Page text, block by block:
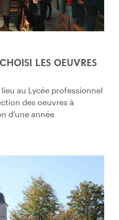
LES OEUVRES
au Lycée professionnel
des oeuvres à
d’une année